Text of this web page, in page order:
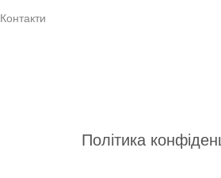
Контакти
Політика